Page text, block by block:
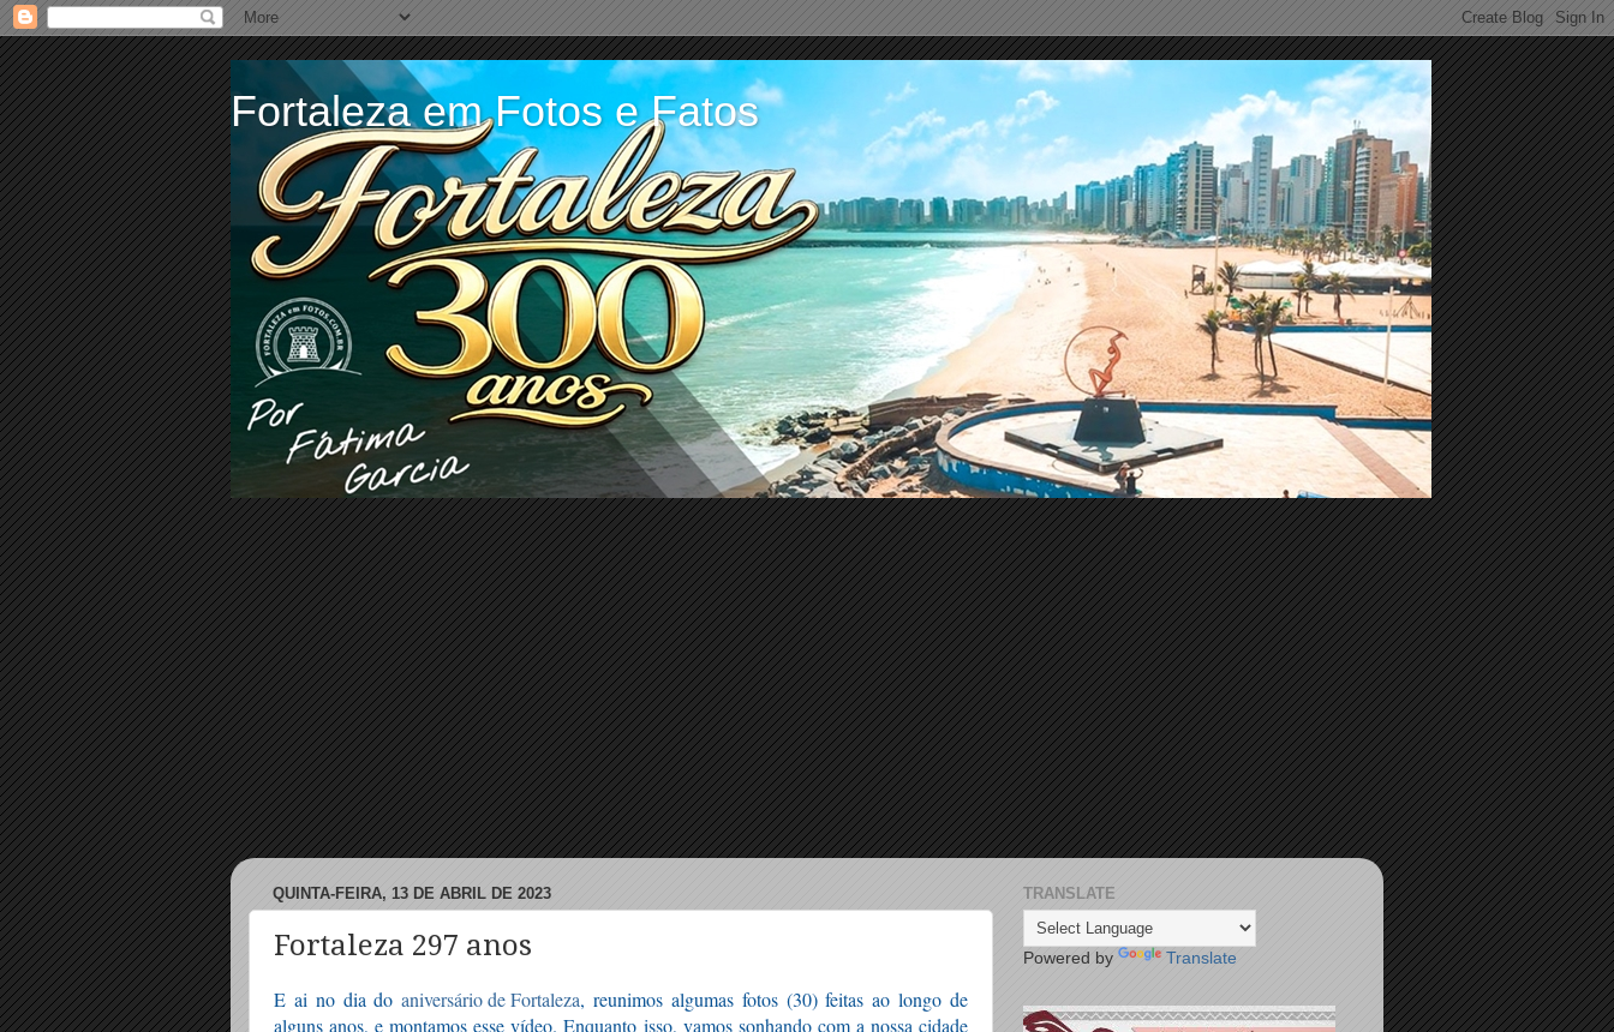
Fortaleza em Fotos e Fatos
QUINTA-FEIRA, 13 DE ABRIL DE 2023
Fortaleza 297 anos
E ai no dia do aniversário de Fortaleza, reunimos algumas fotos (30) feitas ao longo de
alguns anos, e montamos esse vídeo. Enquanto isso, vamos sonhando com a nossa cidade
TRANSLATE
Powered by Translate